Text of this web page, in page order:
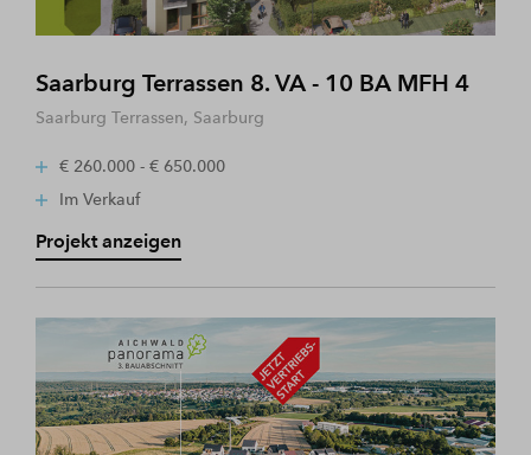
Saarburg Terrassen 8. VA - 10 BA MFH 4
Saarburg Terrassen, Saarburg
€ 260.000 - € 650.000
Im Verkauf
Projekt anzeigen